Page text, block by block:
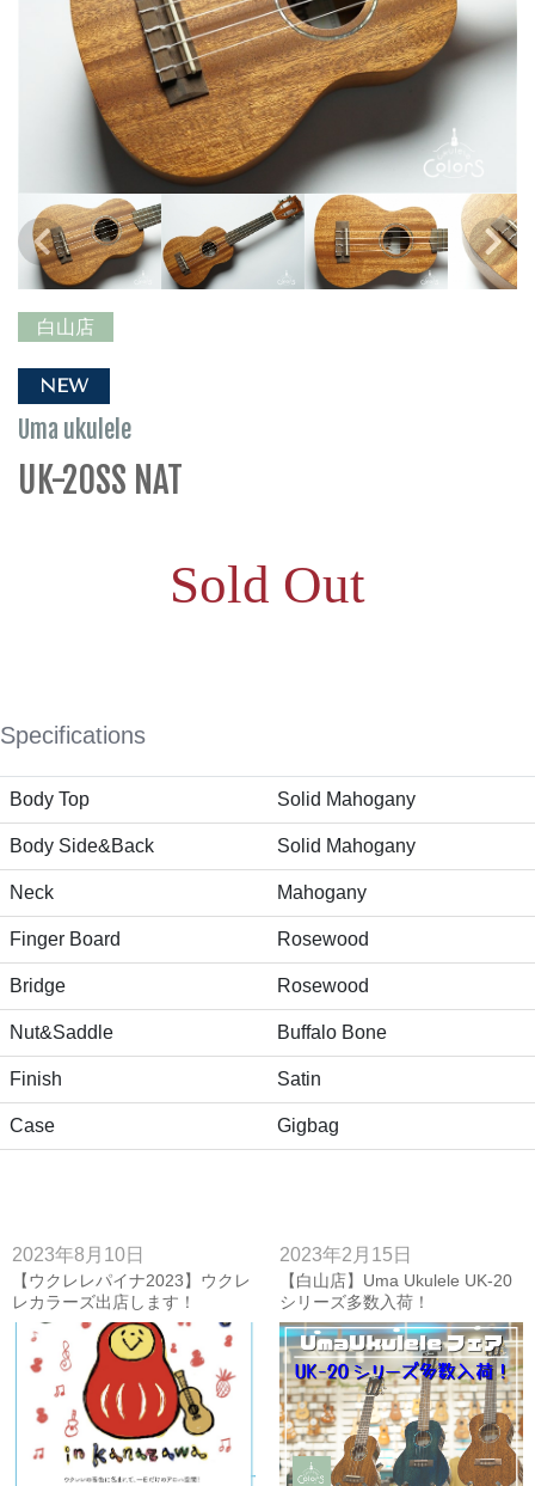
白山店
NEW
Uma ukulele
UK-20SS NAT
Sold Out
Specifications
Body Top Solid Mahogany
Body Side&Back Solid Mahogany
Neck Mahogany
Finger Board Rosewood
Bridge Rosewood
Nut&Saddle Buffalo Bone
Finish Satin
Case Gigbag
2023年8月10日
【ウクレレパイナ2023】ウクレ
レカラーズ出店します！
【8/19(sat)】
2023年2月15日
【白山店】Uma Ukulele UK-20
シリーズ多数入荷！